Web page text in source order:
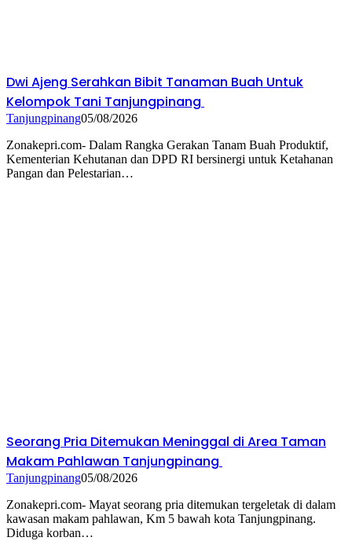
Dwi Ajeng Serahkan Bibit Tanaman Buah Untuk
Kelompok Tani Tanjungpinang
Tanjungpinang05/08/2026
Zonakepri.com- Dalam Rangka Gerakan Tanam Buah Produktif,
Kementerian Kehutanan dan DPD RI bersinergi untuk Ketahanan
Pangan dan Pelestarian…
Seorang Pria Ditemukan Meninggal di Area Taman
Makam Pahlawan Tanjungpinang
Tanjungpinang05/08/2026
Zonakepri.com- ‎Mayat seorang pria ditemukan tergeletak di dalam
kawasan makam pahlawan, Km 5 bawah kota Tanjungpinang.
Diduga korban…